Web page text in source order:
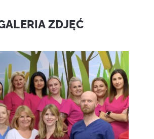
ZDJĘĆ